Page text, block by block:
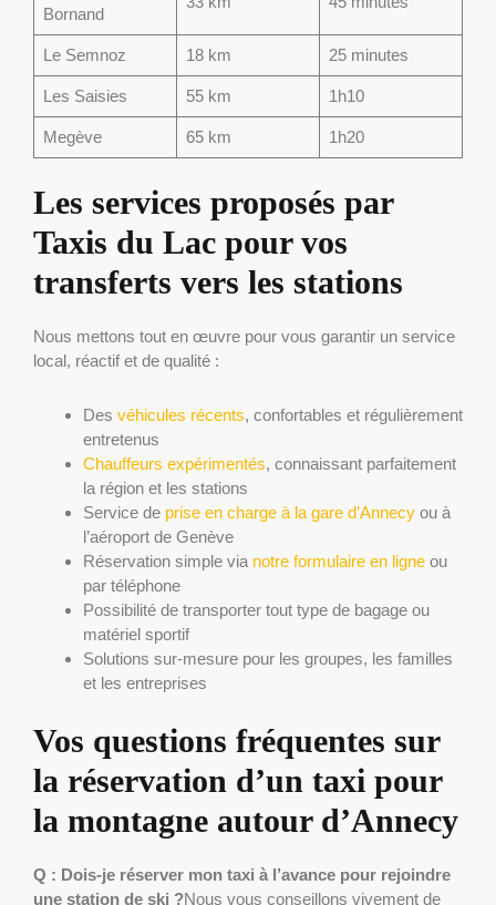
Bornand
Le Semnoz 18 km 25 minutes
Les Saisies 55 km 1h10
Megève 65 km 1h20
Les services proposés par
Taxis du Lac pour vos
transferts vers les stations
Nous mettons tout en œuvre pour vous garantir un service
local, réactif et de qualité :
Des véhicules récents, confortables et régulièrement
entretenus
Chauffeurs expérimentés, connaissant parfaitement
la région et les stations
Service de prise en charge à la gare d’Annecy ou à
l’aéroport de Genève
Réservation simple via notre formulaire en ligne ou
par téléphone
Possibilité de transporter tout type de bagage ou
matériel sportif
Solutions sur-mesure pour les groupes, les familles
et les entreprises
Vos questions fréquentes sur
la réservation d’un taxi pour
la montagne autour d’Annecy
Q : Dois-je réserver mon taxi à l’avance pour rejoindre
une station de ski ?Nous vous conseillons vivement de